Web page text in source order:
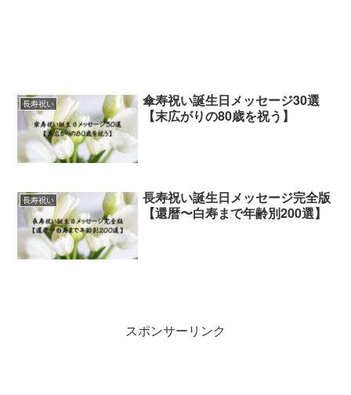
長寿祝い
傘寿祝い誕生日メッセージ30選
【末広がりの80歳を祝う】
長寿祝い
長寿祝い誕生日メッセージ完全版
【還暦〜白寿まで年齢別200選】
スポンサーリンク